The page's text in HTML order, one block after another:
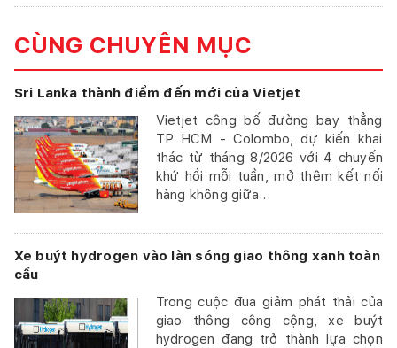
CÙNG CHUYÊN MỤC
Sri Lanka thành điểm đến mới của Vietjet
Vietjet công bố đường bay thẳng
TP HCM - Colombo, dự kiến khai
thác từ tháng 8/2026 với 4 chuyến
khứ hồi mỗi tuần, mở thêm kết nối
hàng không giữa...
Xe buýt hydrogen vào làn sóng giao thông xanh toàn
cầu
Trong cuộc đua giảm phát thải của
giao thông công cộng, xe buýt
hydrogen đang trở thành lựa chọn